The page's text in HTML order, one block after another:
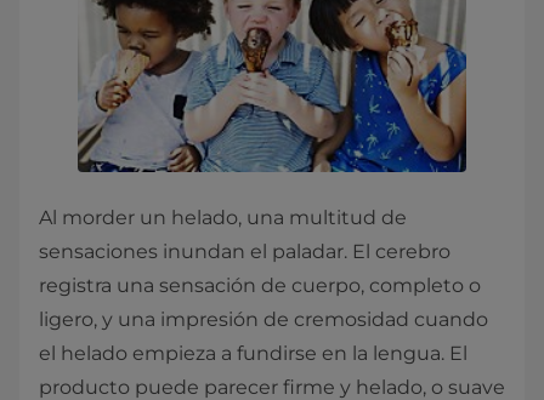
Al morder un helado, una multitud de
sensaciones inundan el paladar. El cerebro
registra una sensación de cuerpo, completo o
ligero, y una impresión de cremosidad cuando
el helado empieza a fundirse en la lengua. El
producto puede parecer firme y helado, o suave